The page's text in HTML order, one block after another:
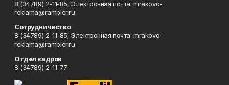
8 (34789) 2-11-85; Электронная почта: mrakovo-
reklama@rambler.ru
Сотрудничество
8 (34789) 2-11-85; Электронная почта: mrakovo-
reklama@rambler.ru
Отдел кадров
8 (34789) 2-11-77